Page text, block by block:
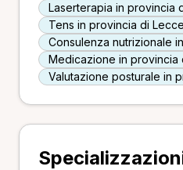
Laserterapia in provincia
Tens in provincia di Lecce
Consulenza nutrizionale
Medicazione in provincia
Valutazione posturale in